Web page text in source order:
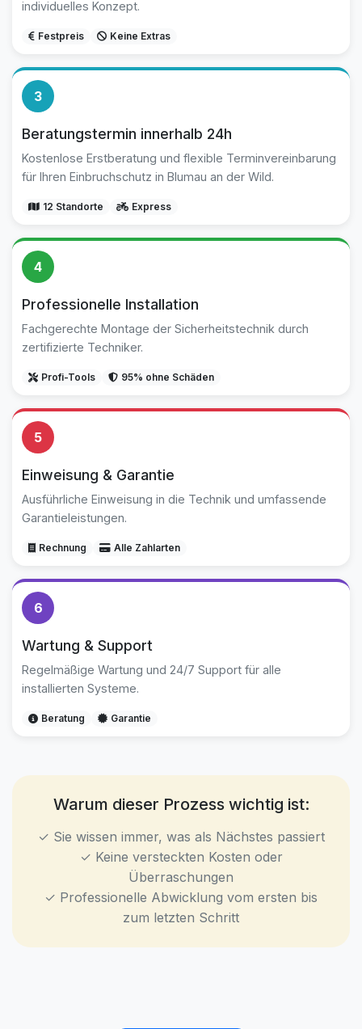
individuelles Konzept.
Festpreis Keine Extras
3
Beratungstermin innerhalb 24h
Kostenlose Erstberatung und flexible Terminvereinbarung
für Ihren Einbruchschutz in Blumau an der Wild.
12 Standorte Express
4
Professionelle Installation
Fachgerechte Montage der Sicherheitstechnik durch
zertifizierte Techniker.
Profi-Tools 95% ohne Schäden
5
Einweisung & Garantie
Ausführliche Einweisung in die Technik und umfassende
Garantieleistungen.
Rechnung Alle Zahlarten
6
Wartung & Support
Regelmäßige Wartung und 24/7 Support für alle
installierten Systeme.
Beratung Garantie
Warum dieser Prozess wichtig ist:
✓ Sie wissen immer, was als Nächstes passiert
✓ Keine versteckten Kosten oder
Überraschungen
✓ Professionelle Abwicklung vom ersten bis
zum letzten Schritt